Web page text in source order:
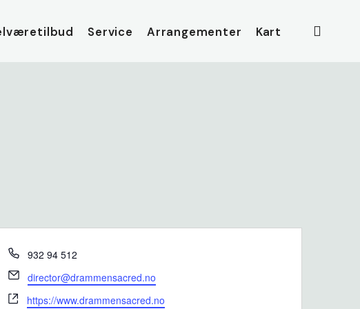
Service Arrangementer Kart
Phone
932 94 512
Email
director@drammensacred.no
Website
https://www.drammensacred.no